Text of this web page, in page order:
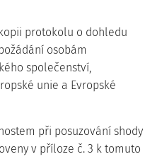
protokolu o dohledu
osobám
společenství,
unie a Evropské
při posuzování shody
v příloze č. 3 k tomuto